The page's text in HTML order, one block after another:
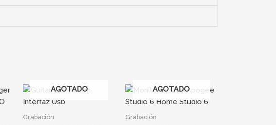
AGOTADO
Grabación
AGOTADO
Grabación